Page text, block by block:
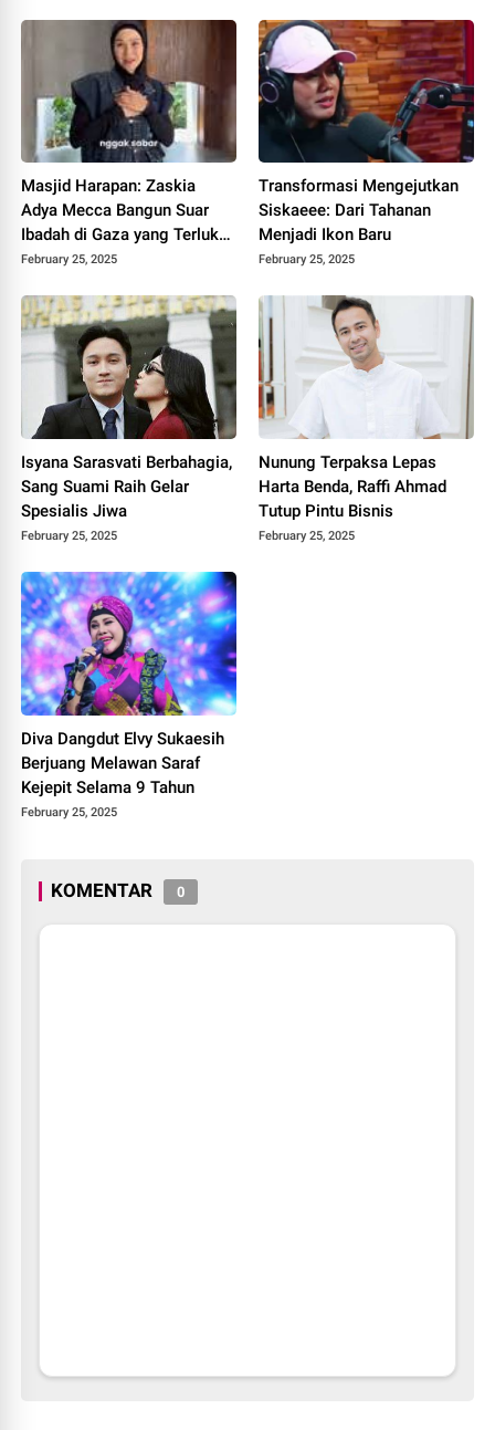
Masjid Harapan: Zaskia
Adya Mecca Bangun Suar
Ibadah di Gaza yang Terluka
Dari Puing ke Surga: Masjid
Mecca Jadi Oase di Gaza
Cahaya di Kegelapan: Masjid
Zaskia Adya Mecca
Menyinari Gaza yang
Terkepung Simbol Harapan:
Masjid Sementara Zaskia
Adya Mecca Bangkit dari
Abu Gaza
February 25, 2025
Transformasi Mengejutkan
Siskaeee: Dari Tahanan
Menjadi Ikon Baru
February 25, 2025
Isyana Sarasvati Berbahagia,
Sang Suami Raih Gelar
Spesialis Jiwa
February 25, 2025
Nunung Terpaksa Lepas
Harta Benda, Raffi Ahmad
Tutup Pintu Bisnis
February 25, 2025
Diva Dangdut Elvy Sukaesih
Berjuang Melawan Saraf
Kejepit Selama 9 Tahun
February 25, 2025
KOMENTAR 0